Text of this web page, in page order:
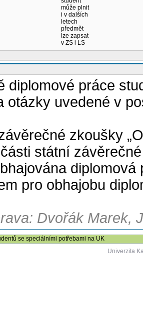
může plnit
i v dalších
letech
předmět
lze zapsat
v ZS i LS
diplomové práce
otázky uvedené v
zkoušky
státní
diplomová
pro obhajobu
Dvořák Marek,
se speciálními potřebami na UK
Univerzita